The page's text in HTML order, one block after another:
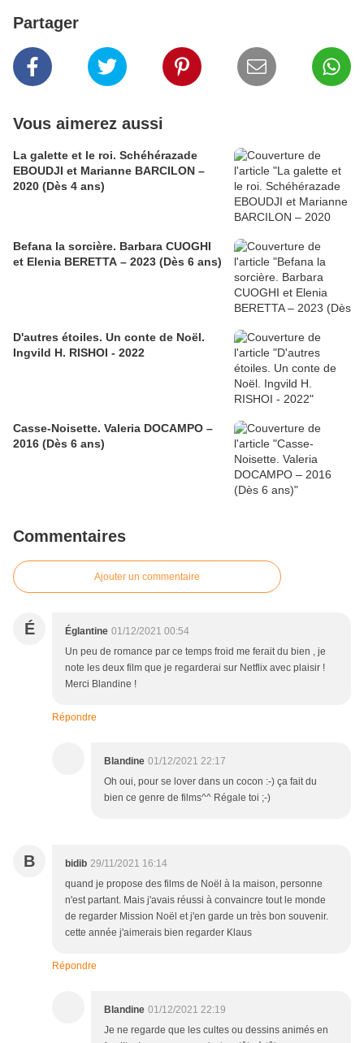
Partager
Vous aimerez aussi
La galette et le roi. Schéhérazade
EBOUDJI et Marianne BARCILON –
2020 (Dès 4 ans)
Befana la sorcière. Barbara CUOGHI
et Elenia BERETTA – 2023 (Dès 6 ans)
D'autres étoiles. Un conte de Noël.
Ingvild H. RISHOI - 2022
Casse-Noisette. Valeria DOCAMPO –
2016 (Dès 6 ans)
Commentaires
Ajouter un commentaire
É Églantine 01/12/2021 00:54
Un peu de romance par ce temps froid me ferait du bien , je
note les deux film que je regarderai sur Netflix avec plaisir !
Merci Blandine !
Répondre
Blandine 01/12/2021 22:17
Oh oui, pour se lover dans un cocon :-) ça fait du
bien ce genre de films^^ Régale toi ;-)
B bidib 29/11/2021 16:14
quand je propose des films de Noël à la maison, personne
n'est partant. Mais j'avais réussi à convaincre tout le monde
de regarder Mission Noël et j'en garde un très bon souvenir.
cette année j'aimerais bien regarder Klaus
Répondre
Blandine 01/12/2021 22:19
Je ne regarde que les cultes ou dessins animés en